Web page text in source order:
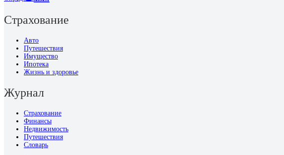
Страхование
Авто
Путешествия
Имущество
Ипотека
Жизнь и здоровье
Журнал
Страхование
Финансы
Недвижимость
Путешествия
Словарь